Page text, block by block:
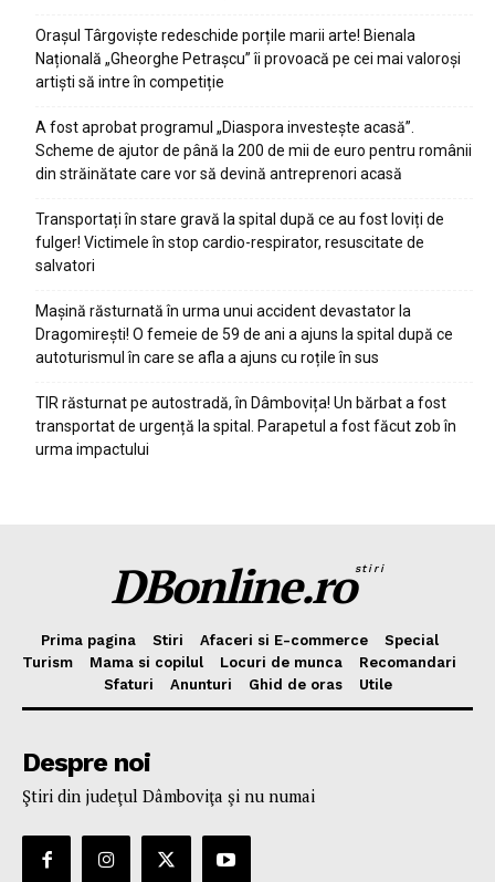
Orașul Târgoviște redeschide porțile marii arte! Bienala
Națională „Gheorghe Petrașcu” îi provoacă pe cei mai valoroși
artiști să intre în competiție
A fost aprobat programul „Diaspora investește acasă”.
Scheme de ajutor de până la 200 de mii de euro pentru românii
din străinătate care vor să devină antreprenori acasă
Transportați în stare gravă la spital după ce au fost loviți de
fulger! Victimele în stop cardio-respirator, resuscitate de
salvatori
Mașină răsturnată în urma unui accident devastator la
Dragomirești! O femeie de 59 de ani a ajuns la spital după ce
autoturismul în care se afla a ajuns cu roțile în sus
TIR răsturnat pe autostradă, în Dâmbovița! Un bărbat a fost
transportat de urgență la spital. Parapetul a fost făcut zob în
urma impactului
DBonline.rostiri
Prima pagina Stiri Afaceri si E-commerce
Special
Turism
Mama si copilul Locuri de munca
Recomandari
Sfaturi
Anunturi Ghid de oras Utile
Despre noi
Ştiri din judeţul Dâmboviţa şi nu numai